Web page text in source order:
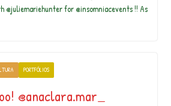
for @insomniacevents !! As
PORTFÓLIOS
@anaclara.mar_